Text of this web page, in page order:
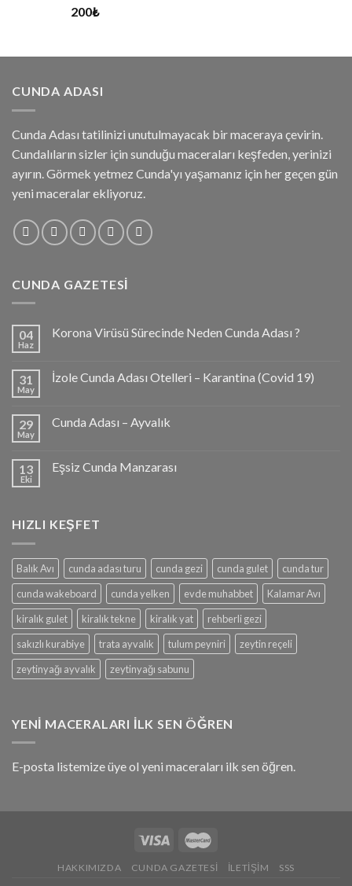
200₺
CUNDA ADASI
Cunda Adası tatilinizi unutulmayacak bir maceraya çevirin.
Cundalıların sizler için sunduğu maceraları keşfeden, yerinizi
ayırın. Görmek yetmez Cunda'yı yaşamanız için her geçen gün
yeni maceralar ekliyoruz.
CUNDA GAZETESI
04
Haz
Korona Virüsü Sürecinde Neden Cunda Adası ?
31
May
İzole Cunda Adası Otelleri – Karantina (Covid 19)
29
May
Cunda Adası – Ayvalık
13
Eki
Eşsiz Cunda Manzarası
HIZLI KEŞFET
Balık Avı cunda adası turu cunda gezi cunda gulet
cunda tur
cunda wakeboard
cunda yelken evde muhabbet
Kalamar Avı
kiralık gulet
kiralık tekne kiralık yat
rehberli gezi
sakızlı kurabiye
trata ayvalık tulum peyniri
zeytin reçeli
zeytinyağı ayvalık
zeytinyağı sabunu
YENI MACERALARI İLK SEN ÖĞREN
E-posta listemize üye ol yeni maceraları ilk sen öğren.
HAKKIMIZDA CUNDA GAZETESI İLETIŞIM SSS